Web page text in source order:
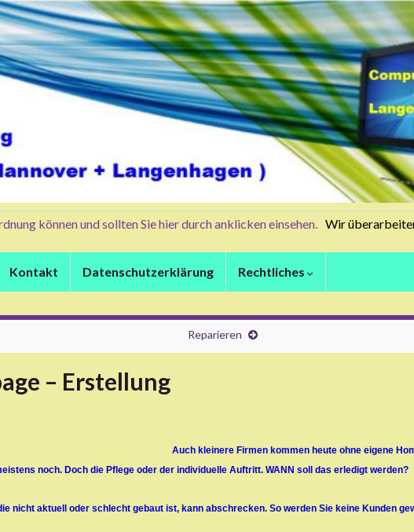
können und sollten Sie hier durch anklicken einsehen. Wir überarbeiten
Kontakt Datenschutzerklärung Rechtliches
Reparieren
– Erstellung
Auch kleinere Firmen kommen heute ohne eigene
noch. Doch die Pflege oder der individuelle Auftritt. WANN soll das erledigt werden?
nicht aktuell oder schlecht gebaut ist, kann abschrecken. So werden Sie keine Kunden